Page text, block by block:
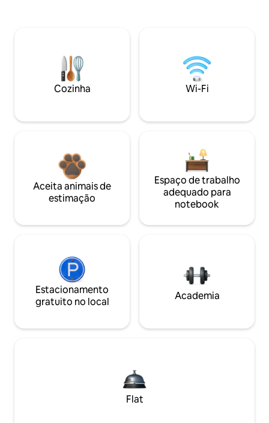
Cozinha Wi-Fi
Aceita animais de
estimação
Espaço de trabalho
adequado para
notebook
Estacionamento
gratuito no local
Academia
Flat